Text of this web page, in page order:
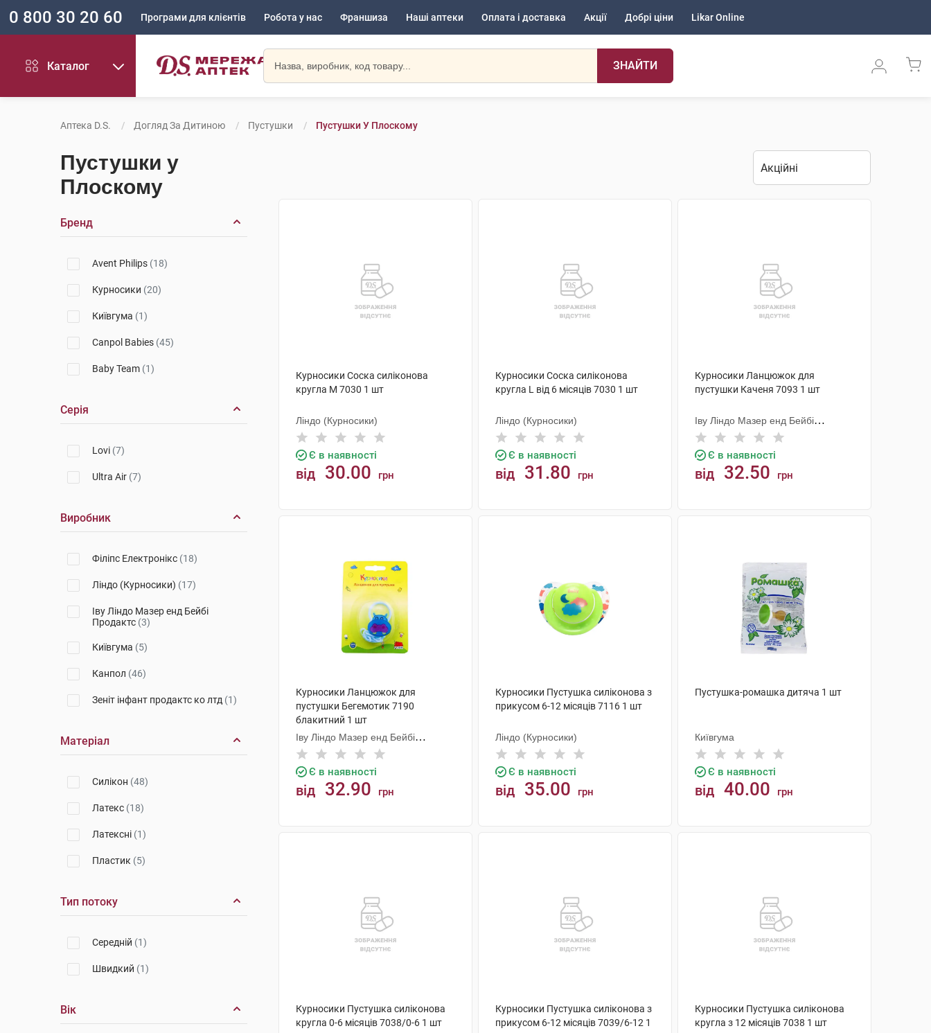
0 800 30 20 60 Програми для клієнтів Робота у нас Франшиза Наші аптеки Оплата і доставка Акції Добрі ціни Likar Online
Каталог ЗНАЙТИ
Аптека D.S. Догляд За Дитиною Пустушки Пустушки У Плоскому
Пустушки у
Плоскому
Бренд
Avent Philips (18)
Курносики (20)
Київгума (1)
Canpol Babies (45)
Baby Team (1)
Серія
Lovi (7)
Ultra Air (7)
Виробник
Філіпс Електронікс (18)
Ліндо (Курносики) (17)
Іву Ліндо Мазер енд Бейбі
Продактс (3)
Київгума (5)
Канпол (46)
Зеніт інфант продактс ко лтд (1)
Матеріал
Cилікон (48)
Латекс (18)
Латексні (1)
Пластик (5)
Тип потоку
Середній (1)
Швидкий (1)
Вік
Курносики Соска силіконова
кругла M 7030 1 шт
Ліндо (Курносики)
Є в наявності
від 30.00 грн
Курносики Соска силіконова
кругла L від 6 місяців 7030 1 шт
Ліндо (Курносики)
Є в наявності
від 31.80 грн
Курносики Ланцюжок для
пустушки Каченя 7093 1 шт
Іву Ліндо Мазер енд Бейбі
Продактс
Є в наявності
від 32.50 грн
Курносики Ланцюжок для
пустушки Бегемотик 7190
блакитний 1 шт
Іву Ліндо Мазер енд Бейбі
Продактс
Є в наявності
від 32.90 грн
Курносики Пустушка силіконова з
прикусом 6-12 місяців 7116 1 шт
Ліндо (Курносики)
Є в наявності
від 35.00 грн
Пустушка-ромашка дитяча 1 шт
Київгума
Є в наявності
від 40.00 грн
Курносики Пустушка силіконова
кругла 0-6 місяців 7038/0-6 1 шт
Курносики Пустушка силіконова з
прикусом 6-12 місяців 7039/6-12 1
Курносики Пустушка силіконова
кругла з 12 місяців 7038 1 шт